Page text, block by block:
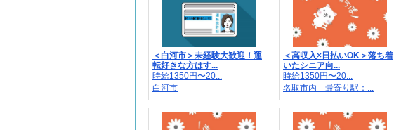
＜白河市＞未経験大歓迎！運
転好きな方はす...
時給1350円〜20...
白河市
＜高収入×日払いOK＞落ち着
いたシニア向...
時給1350円〜20...
名取市内 最寄り駅：...